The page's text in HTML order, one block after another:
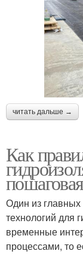
читать дальше →
Как
Один из
технологий для
временные
процессами, то